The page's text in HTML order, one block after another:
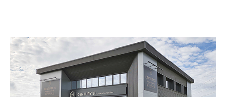
CENTURY 21 Dréano Immobilier
Route de Saint-Nazaire Zone de la
Gaufrie